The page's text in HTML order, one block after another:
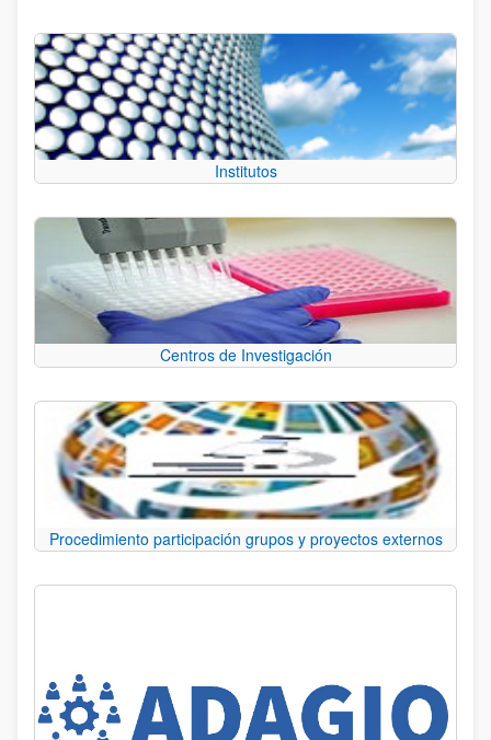
Institutos
Centros de Investigación
Procedimiento participación grupos y proyectos externos